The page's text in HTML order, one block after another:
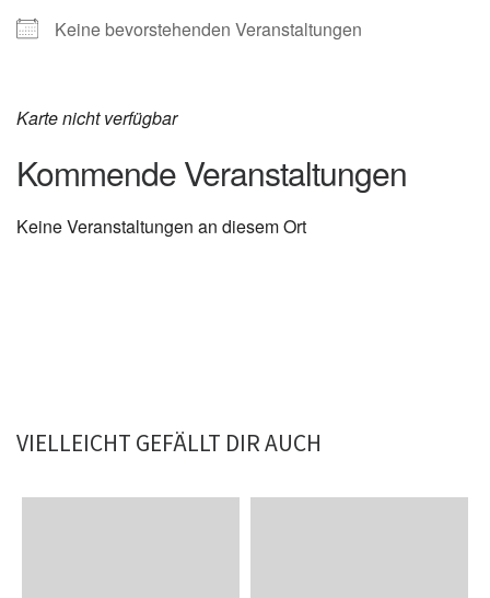
Keine bevorstehenden Veranstaltungen
Karte nicht verfügbar
Kommende Veranstaltungen
Keine Veranstaltungen an diesem Ort
VIELLEICHT GEFÄLLT DIR AUCH